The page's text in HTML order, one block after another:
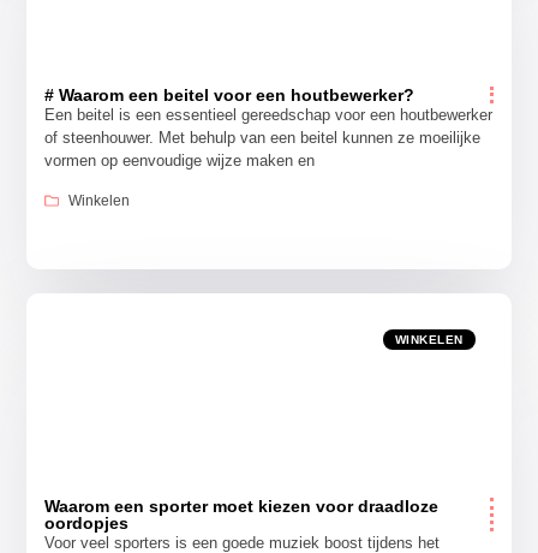
# Waarom een beitel voor een houtbewerker?
Een beitel is een essentieel gereedschap voor een houtbewerker
of steenhouwer. Met behulp van een beitel kunnen ze moeilijke
vormen op eenvoudige wijze maken en
Winkelen
WINKELEN
Waarom een sporter moet kiezen voor draadloze
oordopjes
Voor veel sporters is een goede muziek boost tijdens het